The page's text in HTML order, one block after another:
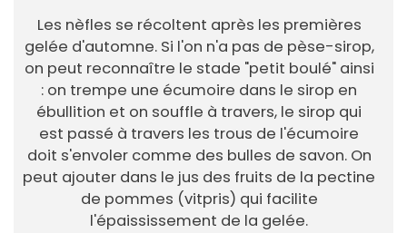
Les nèfles se récoltent après les premières
gelée d'automne. Si l'on n'a pas de pèse-sirop,
on peut reconnaître le stade "petit boulé" ainsi
: on trempe une écumoire dans le sirop en
ébullition et on souffle à travers, le sirop qui
est passé à travers les trous de l'écumoire
doit s'envoler comme des bulles de savon. On
peut ajouter dans le jus des fruits de la pectine
de pommes (vitpris) qui facilite
l'épaississement de la gelée.